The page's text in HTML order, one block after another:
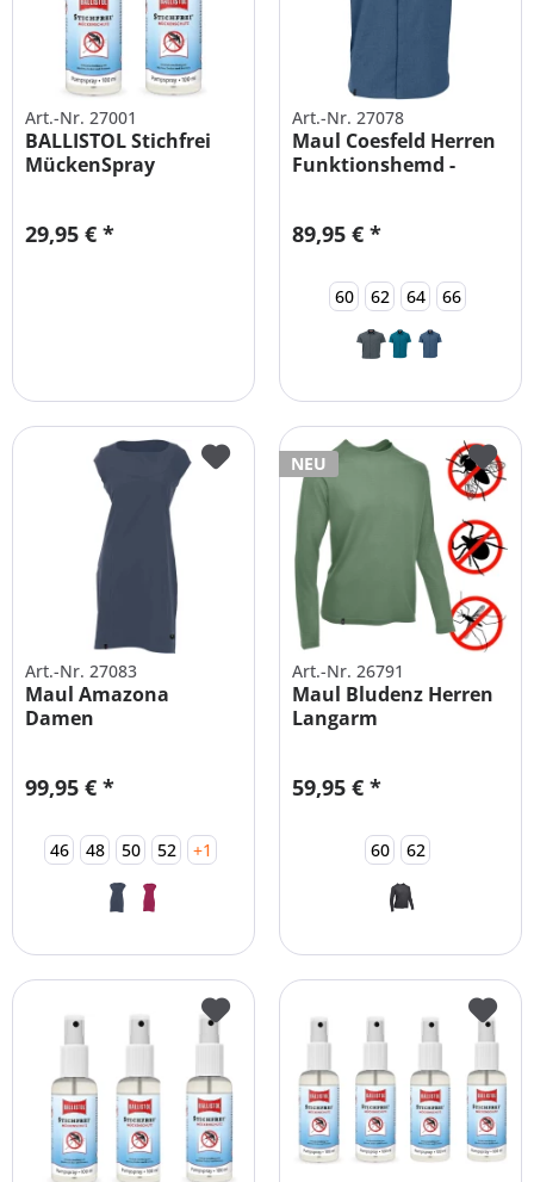
Art.-Nr. 27001
BALLISTOL Stichfrei
MückenSpray
29,95 € *
Art.-Nr. 27078
Maul Coesfeld Herren
Funktionshemd -
89,95 € *
60 62 64 66
Art.-Nr. 27083
Maul Amazona
Damen
99,95 € *
46 48 50 52 +1
NEU
Art.-Nr. 26791
Maul Bludenz Herren
Langarm
59,95 € *
60 62